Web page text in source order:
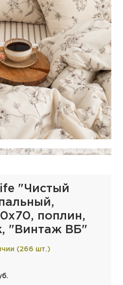
"Чистый
поплин,
"Винтаж ВБ"
(266 шт.)